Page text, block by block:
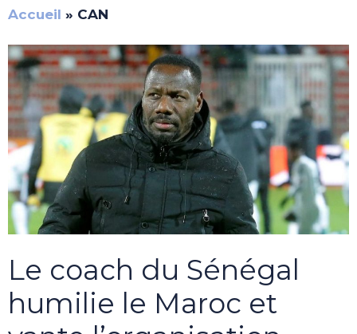
Accueil » CAN
Le coach du Sénégal
humilie le Maroc et